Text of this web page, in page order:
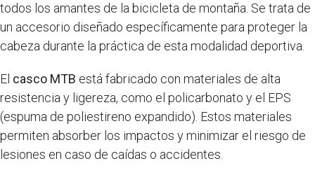
todos los amantes de la bicicleta de montaña. Se trata de
un accesorio diseñado específicamente para proteger la
cabeza durante la práctica de esta modalidad deportiva.
El casco MTB está fabricado con materiales de alta
resistencia y ligereza, como el policarbonato y el EPS
(espuma de poliestireno expandido). Estos materiales
permiten absorber los impactos y minimizar el riesgo de
lesiones en caso de caídas o accidentes.